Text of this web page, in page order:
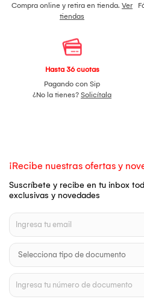
Compra online y retira en tienda. Ver
tiendas
Hasta 36 cuotas
Pagando con Sip
¿No la tienes? Solicítala
¡Recibe nuestras ofertas y
Suscríbete y recibe en tu inbox
exclusivas y novedades